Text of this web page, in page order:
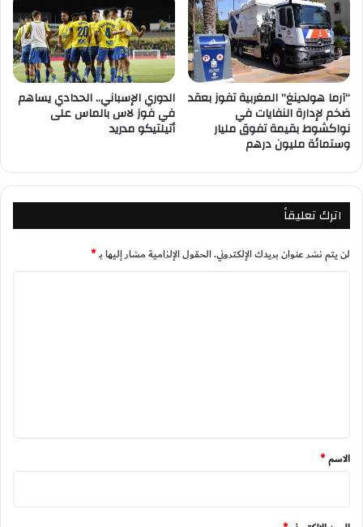
“آرما هولدينغ” المغربية تفوز بعقد
ضخم لإدارة النفايات في
نواكشوط بقيمة تفوق مليار
وستمائة مليون درهم
الدوري الإسباني.. الحدادي يساهم
في فوز لاس بالماس على
أتيلتيكو مدريد
اترك تعليقاً
لن يتم نشر عنوان بريدك الإلكتروني.الحقول الإلزامية مشار إليها بـ*
*
الاسم*